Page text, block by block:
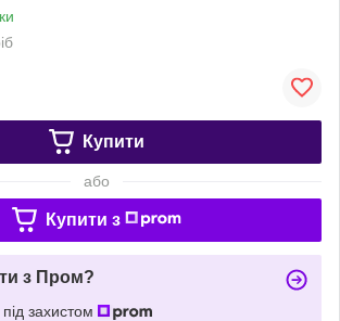
Купити
або
Купити з
з Пром?
захистом